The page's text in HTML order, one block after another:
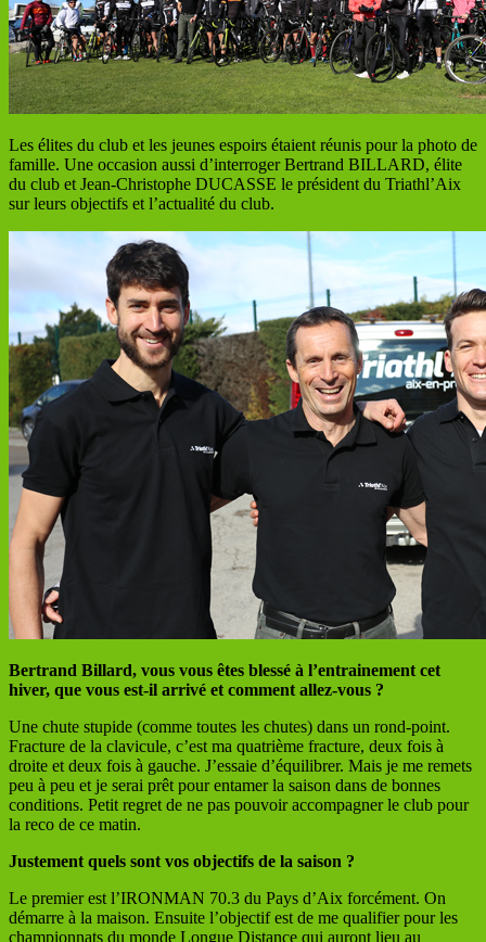
Les élites du club et les jeunes espoirs étaient réunis pour la photo de
famille. Une occasion aussi d’interroger Bertrand BILLARD, élite
du club et Jean-Christophe DUCASSE le président du Triathl’Aix
sur leurs objectifs et l’actualité du club.
Bertrand Billard, vous vous êtes blessé à l’entrainement cet
hiver, que vous est-il arrivé et comment allez-vous ?
Une chute stupide (comme toutes les chutes) dans un rond-point.
Fracture de la clavicule, c’est ma quatrième fracture, deux fois à
droite et deux fois à gauche. J’essaie d’équilibrer. Mais je me remets
peu à peu et je serai prêt pour entamer la saison dans de bonnes
conditions. Petit regret de ne pas pouvoir accompagner le club pour
la reco de ce matin.
Justement quels sont vos objectifs de la saison ?
Le premier est l’IRONMAN 70.3 du Pays d’Aix forcément. On
démarre à la maison. Ensuite l’objectif est de me qualifier pour les
championnats du monde Longue Distance qui auront lieu au